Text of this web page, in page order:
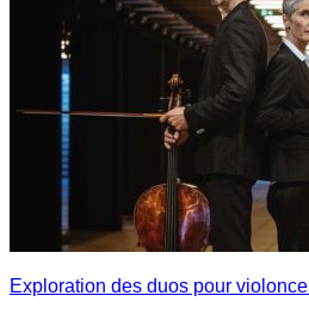
Exploration des duos pour